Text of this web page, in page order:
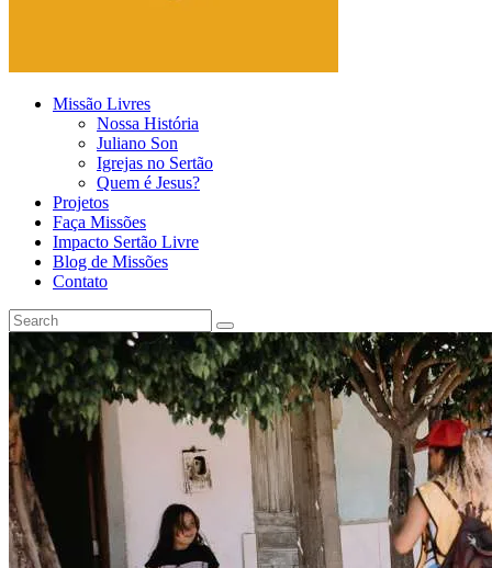
Missão Livres
Nossa História
Juliano Son
Igrejas no Sertão
Quem é Jesus?
Projetos
Faça Missões
Impacto Sertão Livre
Blog de Missões
Contato